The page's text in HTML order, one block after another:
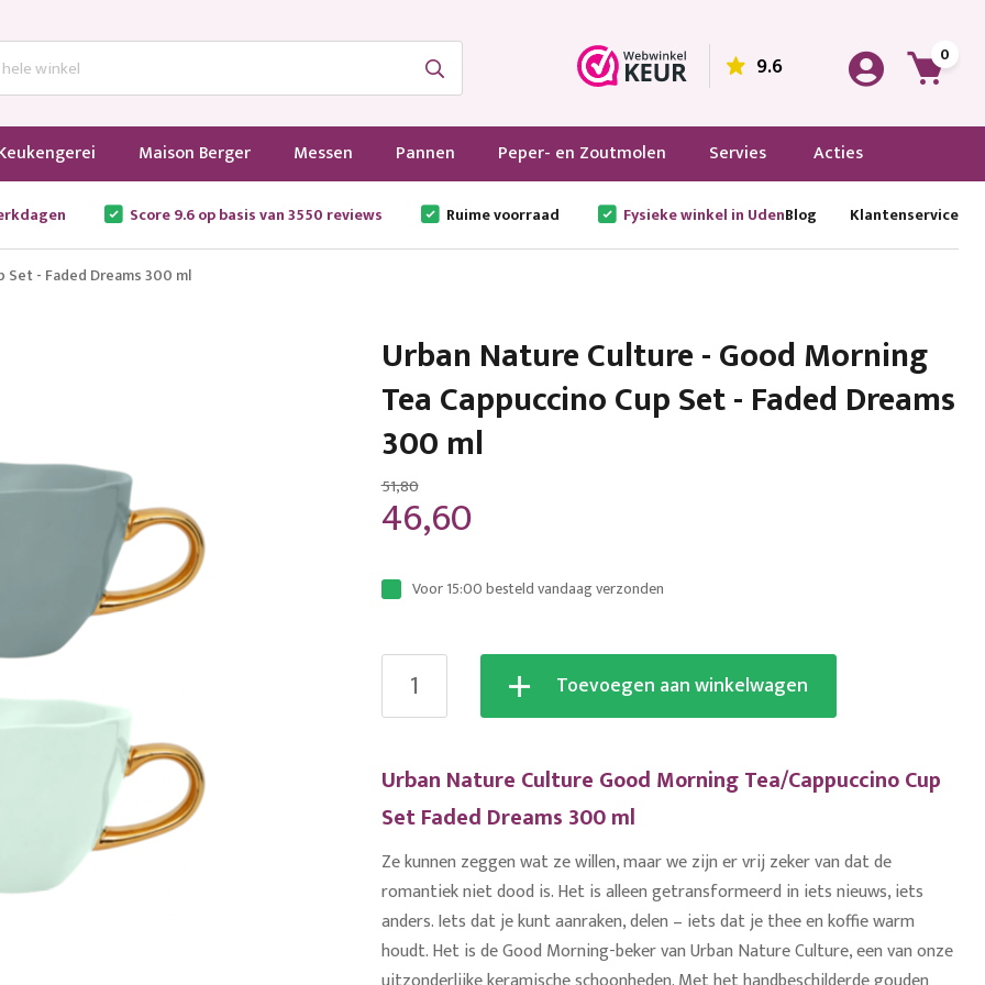
9.6 0
Maison Berger Messen Pannen Peper- en Zoutmolen Servies Acties
Score 9.6 op basis van 3550 reviews Ruime voorraad Fysieke winkel in UdenBlog Klantenservice
- Faded Dreams 300 ml
Urban Nature Culture - Good Morning
Tea Cappuccino Cup Set - Faded Dreams
300 ml
46,60
51,80
Voor 15:00 besteld vandaag verzonden
Toevoegen aan winkelwagen
Urban Nature Culture Good Morning Tea/Cappuccino Cup
Set Faded Dreams 300 ml
Ze kunnen zeggen wat ze willen, maar we zijn er vrij zeker van dat de
romantiek niet dood is. Het is alleen getransformeerd in iets nieuws, iets
anders. Iets dat je kunt aanraken, delen – iets dat je thee en koffie warm
houdt. Het is de Good Morning-beker van Urban Nature Culture, een van onze